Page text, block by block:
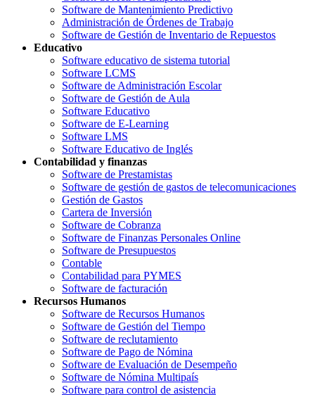
Software de Mantenimiento Predictivo
Administración de Órdenes de Trabajo
Software de Gestión de Inventario de Repuestos
Educativo
Software educativo de sistema tutorial
Software LCMS
Software de Administración Escolar
Software de Gestión de Aula
Software Educativo
Software de E-Learning
Software LMS
Software Educativo de Inglés
Contabilidad y finanzas
Software de Prestamistas
Software de gestión de gastos de telecomunicaciones
Gestión de Gastos
Cartera de Inversión
Software de Cobranza
Software de Finanzas Personales Online
Software de Presupuestos
Contable
Contabilidad para PYMES
Software de facturación
Recursos Humanos
Software de Recursos Humanos
Software de Gestión del Tiempo
Software de reclutamiento
Software de Pago de Nómina
Software de Evaluación de Desempeño
Software de Nómina Multipaís
Software para control de asistencia